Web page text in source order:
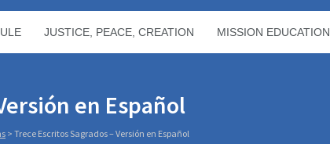
JUSTICE, PEACE, CREATION MISSION EDUCATION
en Español
> Trece Escritos Sagrados – Versión en Español